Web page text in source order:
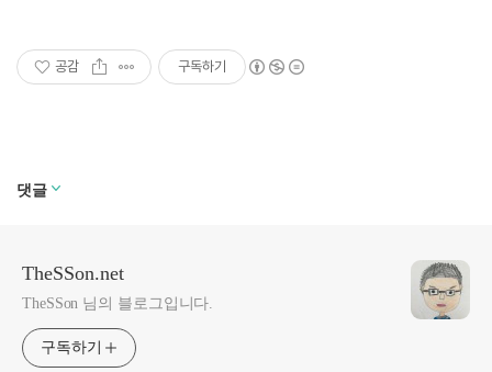
공감 구독하기
댓글
TheSSon.net
TheSSon 님의 블로그입니다.
구독하기